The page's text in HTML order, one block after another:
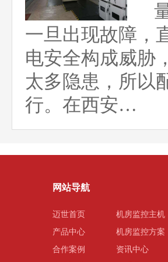
一旦出现故障，
电安全构成威胁
太多隐患，所以
行。在西安…
网站导航
迈世首页
机房监控主机
产品中心
机房监控方案
合作案例
资讯中心